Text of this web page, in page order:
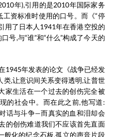
年),引用的是2010年国际家务
资标准时使用的口号。而《“停
用了日本人1941年在香港空投的
号,与“谁”和“什么”构成了今天的
1945年发表的论文《战争已经发
,让意识间关系变得透明,让普世
家生活在一个过去的创伤完全被
的社会中。而在此之前,他写道:
话与斗争—而真实的血和泪却会
的创伤难道我们不应该首先直面
般化的纪念石板,孤立的声音片段